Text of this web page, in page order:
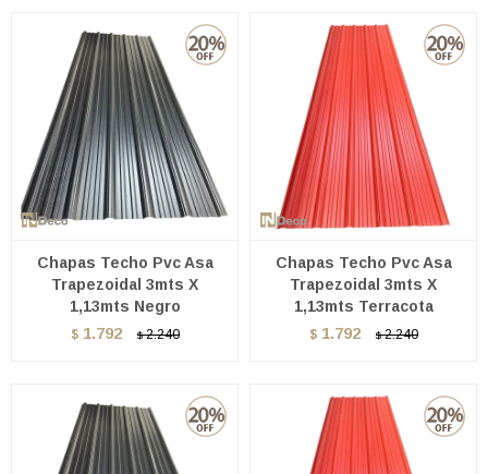
Chapas Techo Pvc Asa
Trapezoidal 3mts X
1,13mts Negro
$ 1.792 $ 2.240
Chapas Techo Pvc Asa
Trapezoidal 3mts X
1,13mts Terracota
$ 1.792 $ 2.240